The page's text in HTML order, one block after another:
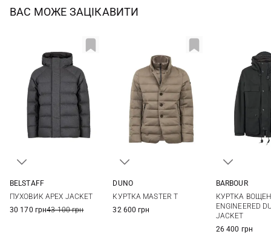
ВАС МОЖЕ ЗАЦІКАВИТИ
BELSTAFF
ПУХОВИК APEX JACKET
30 170 грн43 100 грн
DUNO
КУРТКА MASTER T
32 600 грн
BARBOUR
КУРТКА
ENGINEERED
JACKET
26 400 грн